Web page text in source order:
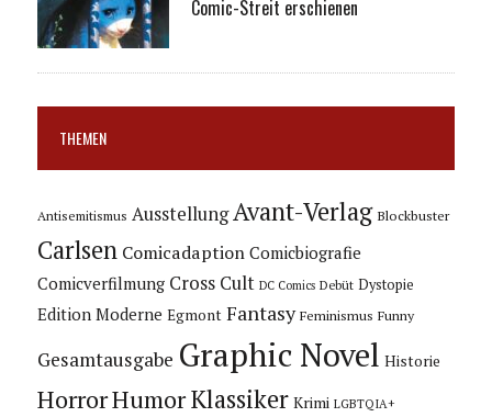
Comic-Streit erschienen
THEMEN
Antisemitismus Ausstellung Avant-Verlag Blockbuster
Carlsen Comicadaption Comicbiografie
Comicverfilmung Cross Cult DC Comics Debüt Dystopie
Edition Moderne Egmont Fantasy Feminismus Funny
Gesamtausgabe Graphic Novel Historie
HorrorHumorKlassiker Krimi LGBTQIA+